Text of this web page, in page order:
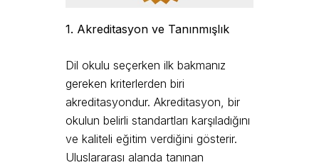
1. Akreditasyon ve Tanınmışlık
Dil okulu seçerken ilk bakmanız
gereken kriterlerden biri
akreditasyondur. Akreditasyon, bir
okulun belirli standartları karşıladığını
ve kaliteli eğitim verdiğini gösterir.
Uluslararası alanda tanınan